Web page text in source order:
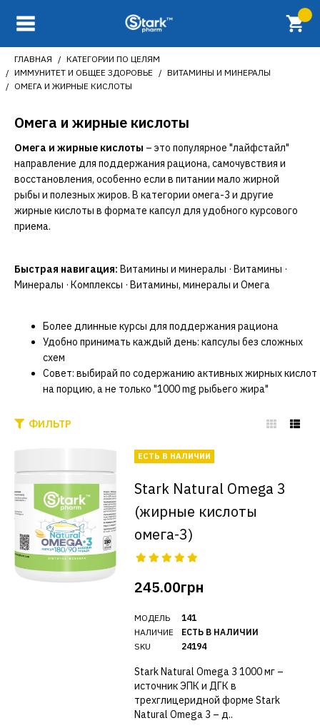
ГЛАВНАЯ
КАТЕГОРИИ ПО ЦЕЛЯМ
ИММУНИТЕТ И ОБЩЕЕ ЗДОРОВЬЕ
ВИТАМИНЫ И МИНЕРАЛЫ
ОМЕГА И ЖИРНЫЕ КИСЛОТЫ
Омега и жирные кислоты
Омега и жирные кислоты – это популярное "лайфстайл"
направление для поддержания рациона, самочувствия и
восстановления, особенно если в питании мало жирной
рыбы и полезных жиров. В категории омега-3 и другие
жирные кислоты в формате капсул для удобного курсового
приема.
Быстрая навигация: Витамины и минералы · Витамины ·
Минералы · Комплексы · Витамины, минералы и Омега
Более длинные курсы для поддержания рациона
Удобно принимать каждый день: капсулы без сложных
схем
Совет: выбирай по содержанию активных жирных кислот
на порцию, а не только "1000 mg рыбьего жира"
ФИЛЬТР
ЕСТЬ В НАЛИЧИИ
Stark Natural Omega 3
(жирные кислоты
омега-3)
245.00грн
МОДЕЛЬ
НАЛИЧИЕ
SKU
141
ЕСТЬ В НАЛИЧИИ
24194
Stark Natural Omega 3 1000 мг –
источник ЭПК и ДГК в
трехглицеридной форме Stark
Natural Omega 3 – д..